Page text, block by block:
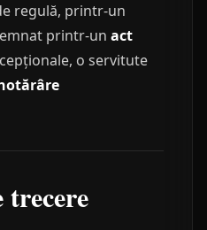
regulă, printr-un
printr-un act
o servitute
trecere